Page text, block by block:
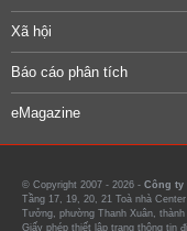
Xã hội
Báo cáo phân tích
eMagazine
© Copyright 2007 - 2026 - Công ty
Tầng 17, 19, 20, 21 Toà nhà
Tưởng, phường Thanh Xuân, thành
Giấy phép thiết lập trang thông tin